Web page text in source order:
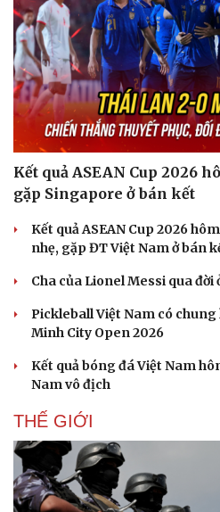
Kết quả ASEAN Cup 2026
gặp Singapore ở bán kết
Kết quả ASEAN Cup 2026
nhẹ, gặp ĐT Việt Nam ở bán
Cha của Lionel Messi qua đời
Pickleball Việt Nam có
Minh City Open 2026
Kết quả bóng đá Việt Nam
Nam vô địch
THẾ GIỚI